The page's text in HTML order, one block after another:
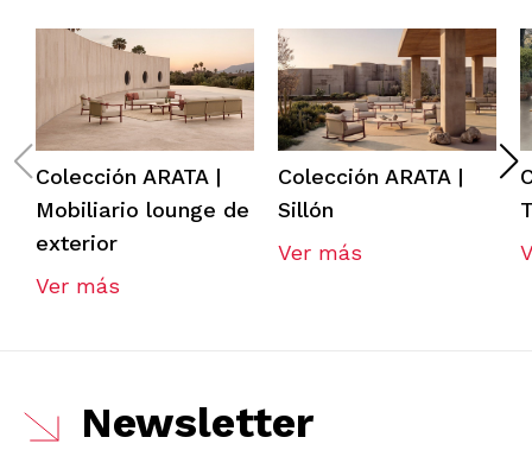
Colección ARATA |
Mobiliario lounge de
exterior
Ver más
Colección ARATA |
Sillón
Ver más
Newsletter